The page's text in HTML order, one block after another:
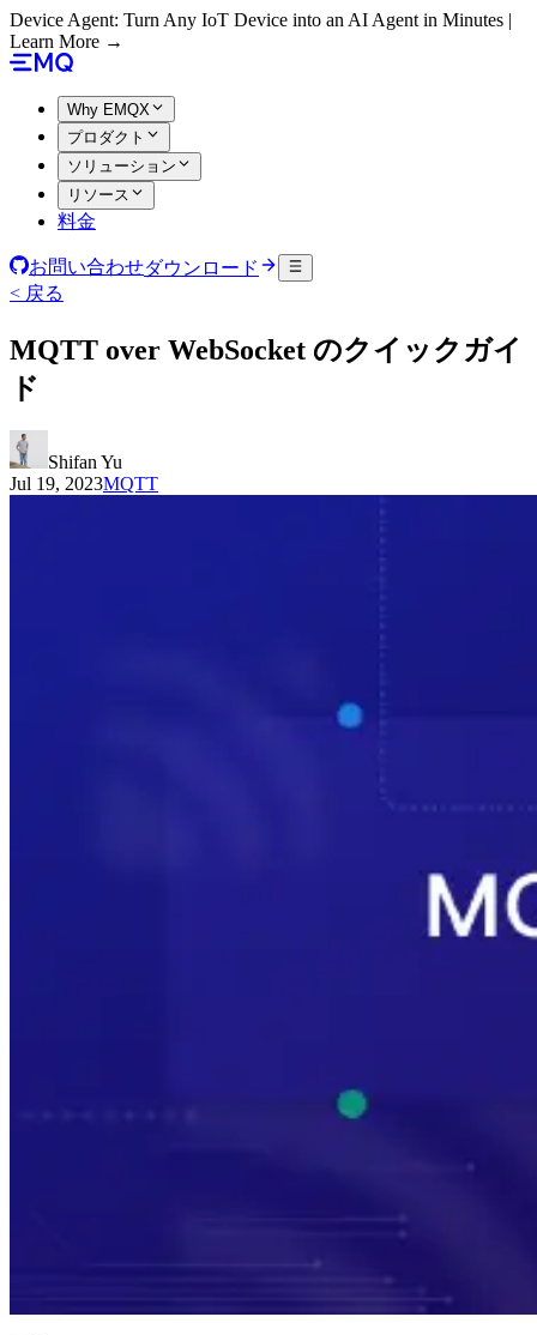
Device Agent: Turn Any IoT Device into an AI Agent in Minutes |
Learn More →
Why EMQX
プロダクト
ソリューション
リソース
料金
お問い合わせダウンロード
< 戻る
MQTT over WebSocket のクイックガイ
ド
Shifan Yu
Jul 19, 2023MQTT